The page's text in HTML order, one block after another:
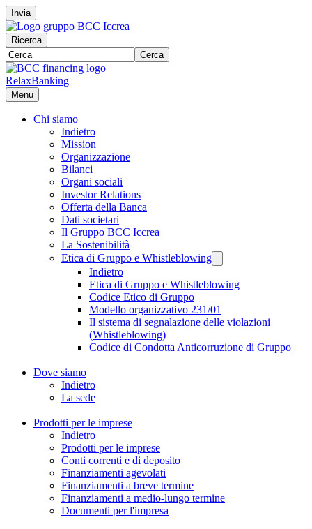
Invia
Ricerca
Cerca
RelaxBanking
Menu
Chi siamo
Indietro
Mission
Organizzazione
Bilanci
Organi sociali
Investor Relations
Offerta della Banca
Dati societari
Il Gruppo BCC Iccrea
La Sostenibilità
Etica di Gruppo e Whistleblowing
Indietro
Etica di Gruppo e Whistleblowing
Codice Etico di Gruppo
Modello organizzativo 231/01
Il sistema di segnalazione delle violazioni
(Whistleblowing)
Codice di Condotta Anticorruzione di Gruppo
Dove siamo
Indietro
La sede
Prodotti per le imprese
Indietro
Prodotti per le imprese
Conti correnti e di deposito
Finanziamenti agevolati
Finanziamenti a breve termine
Finanziamenti a medio-lungo termine
Documenti per l'impresa